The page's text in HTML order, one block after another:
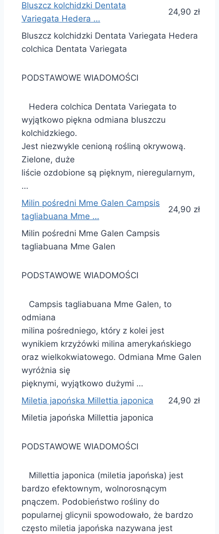
Bluszcz kolchidzki Dentata
Variegata Hedera …
24,90 zł
Bluszcz kolchidzki Dentata Variegata Hedera
colchica Dentata Variegata
PODSTAWOWE WIADOMOŚCI
Hedera colchica Dentata Variegata to
wyjątkowo piękna odmiana bluszczu
kolchidzkiego.
Jest niezwykle cenioną rośliną okrywową.
Zielone, duże
liście ozdobione są pięknym, nieregularnym,
…
Milin pośredni Mme Galen Campsis
tagliabuana Mme …
24,90 zł
Milin pośredni Mme Galen Campsis
tagliabuana Mme Galen
PODSTAWOWE WIADOMOŚCI
Campsis tagliabuana Mme Galen, to
odmiana
milina pośredniego, który z kolei jest
wynikiem krzyżówki milina amerykańskiego
oraz wielkokwiatowego. Odmiana Mme Galen
wyróżnia się
pięknymi, wyjątkowo dużymi …
Miletia japońska Millettia japonica
24,90 zł
Miletia japońska Millettia japonica
PODSTAWOWE WIADOMOŚCI
Millettia japonica (miletia japońska) jest
bardzo efektownym, wolnorosnącym
pnączem. Podobieństwo rośliny do
popularnej glicynii spowodowało, że bardzo
często miletia japońska nazywana jest